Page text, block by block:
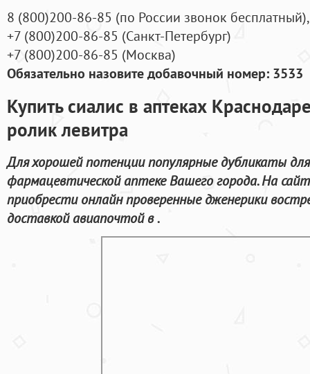
8 (800)200-86-85 (по России звонок бесплатный),
+7 (800)200-86-85 (Санкт-Петербург)
+7 (800)200-86-85 (Москва)
Обязательно назовите добавочный номер: 3533
Купить сиалис в аптеках
ролик левитра
Для хорошей потенции популярные дубликаты
фармацевтической аптеке Вашего города. На
приобрести онлайн проверенные дженерики
доставкой авиапочтой в .